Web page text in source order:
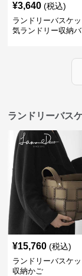
¥3,640 (税込)
ランドリーバスケ
気ランドリー収納
ランドリーバス
¥15,760 (税込)
ランドリーバスケ
収納かご